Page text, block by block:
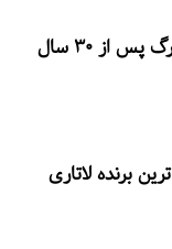
یک گروه خانوادگی بزرگ پس از ۳۰ سال
برنده لاتاری